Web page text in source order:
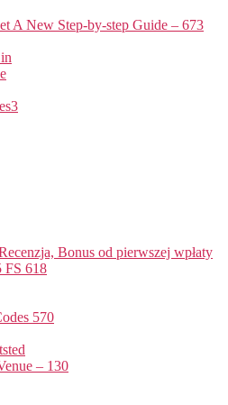
A New Step-by-step Guide – 673
Bonus od pierwszej wpłaty
FS 618
570
– 130